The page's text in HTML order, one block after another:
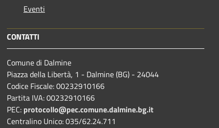
Eventi
CONTATTI
Comune di Dalmine
Piazza della Libertà, 1 - Dalmine (BG) - 24044
Codice Fiscale: 00232910166
Partita IVA: 00232910166
PEC: protocollo@pec.comune.dalmine.bg.it
Centralino Unico: 035/62.24.711